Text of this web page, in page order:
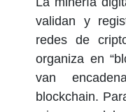
validan y
redes de
organiza en
van
blockchain.